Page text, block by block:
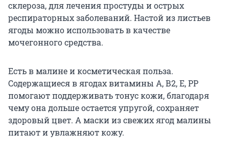
склероза, для лечения простуды и острых
респираторных заболеваний. Настой из листьев
ягоды можно использовать в качестве
мочегонного средства.
Есть в малине и косметическая польза.
Содержащиеся в ягодах витамины А, В2, Е, РР
помогают поддерживать тонус кожи, благодаря
чему она дольше остается упругой, сохраняет
здоровый цвет. А маски из свежих ягод малины
питают и увлажняют кожу.